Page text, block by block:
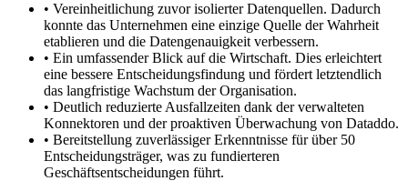
• Vereinheitlichung zuvor isolierter Datenquellen. Dadurch
konnte das Unternehmen eine einzige Quelle der Wahrheit
etablieren und die Datengenauigkeit verbessern.
• Ein umfassender Blick auf die Wirtschaft. Dies erleichtert
eine bessere Entscheidungsfindung und fördert letztendlich
das langfristige Wachstum der Organisation.
• Deutlich reduzierte Ausfallzeiten dank der verwalteten
Konnektoren und der proaktiven Überwachung von Dataddo.
• Bereitstellung zuverlässiger Erkenntnisse für über 50
Entscheidungsträger, was zu fundierteren
Geschäftsentscheidungen führt.